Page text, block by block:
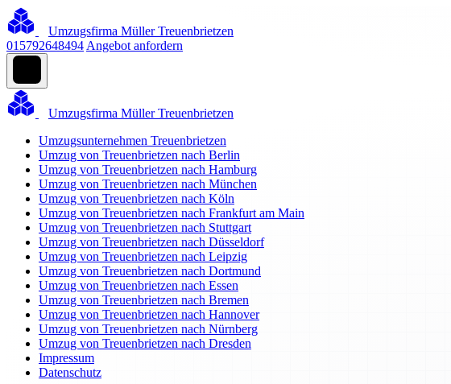
Umzugsfirma Müller Treuenbrietzen
015792648494 Angebot anfordern
Umzugsfirma Müller Treuenbrietzen
Umzugsunternehmen Treuenbrietzen
Umzug von Treuenbrietzen nach Berlin
Umzug von Treuenbrietzen nach Hamburg
Umzug von Treuenbrietzen nach München
Umzug von Treuenbrietzen nach Köln
Umzug von Treuenbrietzen nach Frankfurt am Main
Umzug von Treuenbrietzen nach Stuttgart
Umzug von Treuenbrietzen nach Düsseldorf
Umzug von Treuenbrietzen nach Leipzig
Umzug von Treuenbrietzen nach Dortmund
Umzug von Treuenbrietzen nach Essen
Umzug von Treuenbrietzen nach Bremen
Umzug von Treuenbrietzen nach Hannover
Umzug von Treuenbrietzen nach Nürnberg
Umzug von Treuenbrietzen nach Dresden
Impressum
Datenschutz